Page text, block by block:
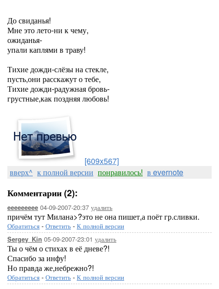
До свиданья!
Мне это лето-ни к чему,
ожиданья-
упали каплями в траву!
Тихие дожди-слёзы на стекле,
пусть,они расскажут о тебе,
Тихие дожди-радужная бровь-
грустные,как поздняя любовь!
[609x567]
вверх^ к полной версии понравилось! в evernote
Комментарии (2):
eeeeeeeee 04-09-2007-20:37 удалить
причём тут Милана>?это не она пишет,а поёт гр.сливки.
Обратиться - Ответить - К полной версии
Sergey_Kin 05-09-2007-23:01 удалить
Ты о чём о стихах в её дневе?!
Спасибо за инфу!
Но правда же,небрежно?!
Обратиться - Ответить - К полной версии